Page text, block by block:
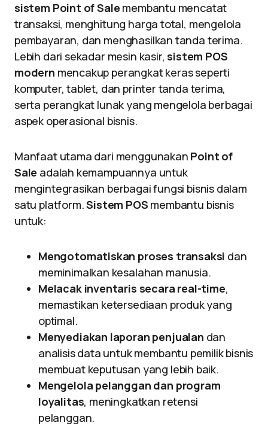
sistem Point of Sale membantu mencatat
transaksi, menghitung harga total, mengelola
pembayaran, dan menghasilkan tanda terima.
Lebih dari sekadar mesin kasir, sistem POS
modern mencakup perangkat keras seperti
komputer, tablet, dan printer tanda terima,
serta perangkat lunak yang mengelola berbagai
aspek operasional bisnis.
Manfaat utama dari menggunakan Point of
Sale adalah kemampuannya untuk
mengintegrasikan berbagai fungsi bisnis dalam
satu platform.Sistem POS membantu bisnis
untuk:
Mengotomatiskan proses transaksi dan
meminimalkan kesalahan manusia.
Melacak inventaris secara real-time,
memastikan ketersediaan produk yang
optimal.
Menyediakan laporan penjualan dan
analisis data untuk membantu pemilik bisnis
membuat keputusan yang lebih baik.
Mengelola pelanggan dan program
loyalitas, meningkatkan retensi
pelanggan.